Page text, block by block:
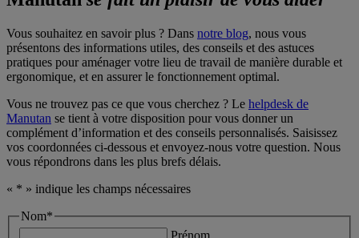
Vous souhaitez en savoir plus ? Dans notre blog, nous vous
présentons des informations utiles, des conseils et des astuces
pratiques pour aménager votre lieu de travail de manière durable et
ergonomique, et en assurer le fonctionnement optimal.
Vous ne trouvez pas ce que vous cherchez ? Le helpdesk de
Manutan se tient à votre disposition pour vous donner un
complément d’information et des conseils personnalisés. Saisissez
vos coordonnées ci-dessous et envoyez-nous votre question. Nous
vous répondrons dans les plus brefs délais.
« * » indique les champs nécessaires
Nom*